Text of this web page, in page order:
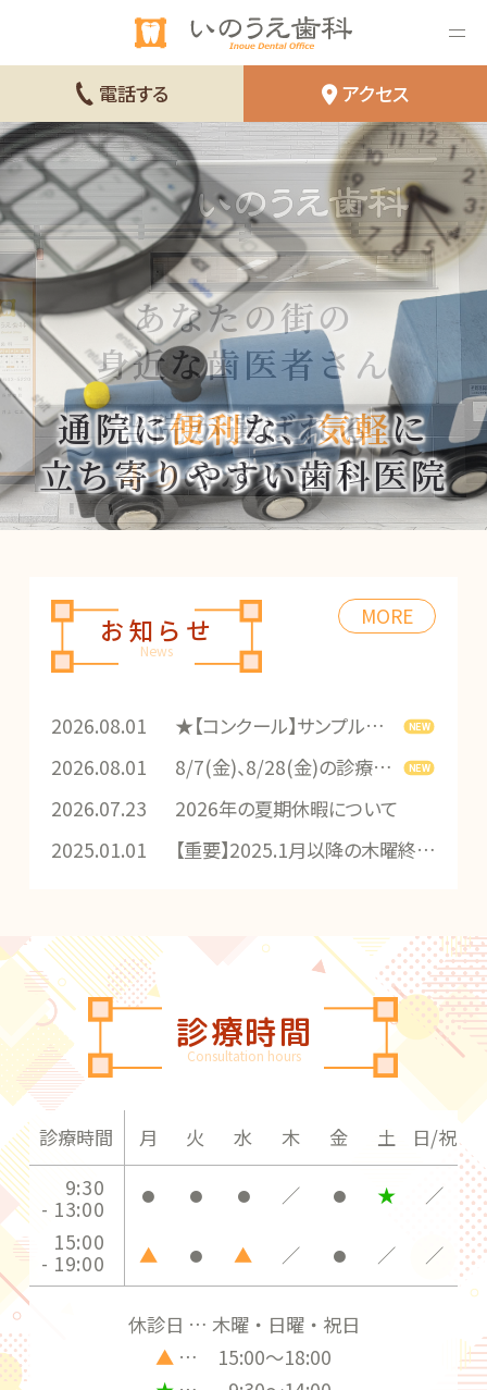
電話する アクセス
きっちりした
感染予防対策
あなたの街の
身近な歯医者さん
当院が選ばれる
4つのポイント
通院に便利な、気軽に
立ち寄りやすい歯科医院
わかりやすく、納得
シンプル
ナチュラル
クリーン
感染予防
当院が選ばれる
4つのポイント
お知らせ
News
2026.08.01
★【コンクール】サンプルプレゼントキャンペーン中★
2026.08.01
8/7(金)、8/28(金)の診療時間の変更について
2026.07.23
2026年の夏期休暇について
2025.01.01
【重要】2025.1月以降の木曜終日休診について [2025.1～]
MORE
診療時間
Consultation hours
診療時間 月 火 水 木 金 土
日/祝
9:30
- 13:00
● ● ● ／ ● ★
／
15:00
- 19:00
▲ ● ▲ ／ ● ／ ／
休診日 … 木曜・日曜・祝日
▲ …
15:00〜18:00